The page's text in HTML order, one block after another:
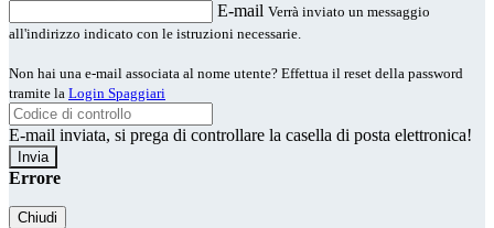
E-mail Verrà inviato un messaggio
all'indirizzo indicato con le istruzioni necessarie.
Non hai una e-mail associata al nome utente? Effettua il reset della password
tramite la Login Spaggiari
E-mail inviata, si prega di controllare la casella di posta elettronica!
Errore
Chiudi